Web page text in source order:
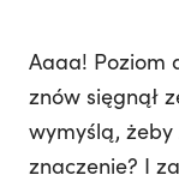
Aaaa! Poziom
znów sięgnął
wymyślą,
znaczenie? I